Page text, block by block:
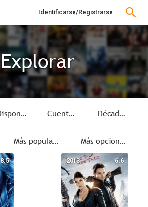
Identificarse/Registrarse
Explorar
Disponible Cuentos Década
Más populares Más opciones
8.5 6.6
2013